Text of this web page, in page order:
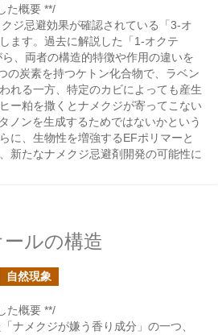
た概要 **/
ジ忌避効果が確認されている「3-オ
ます。過去に解説した「1-オクテ
、両者の構造的特徴や作用の違いを
の炭素を持つケトン化合物で、ラベン
れる一方、特定のカビによっても産生
ー粕を撒くとナメクジが寄ってこない
ノンを生成するためではないかという
に、生物性を増強するEFポリマーと
新たなナメクジ忌避剤開発の可能性に
ルの構造
自然現象
た概要 **/
ナメクジが嫌う香り成分」の一つ、